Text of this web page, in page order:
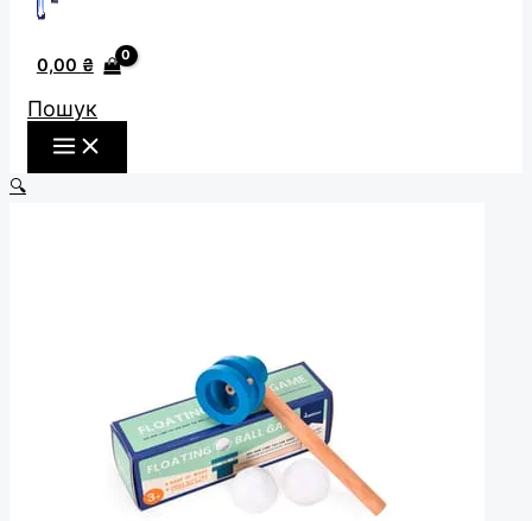
0,00 ₴
Пошук
🔍